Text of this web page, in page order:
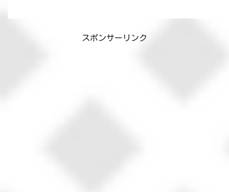
スポンサーリンク